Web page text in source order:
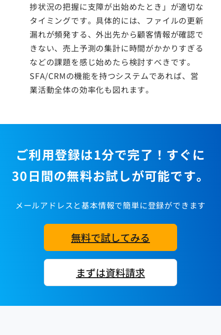
捗状況の把握に支障が出始めたとき」が適切な
タイミングです。具体的には、ファイルの更新
漏れが頻発する、外出先から顧客情報が確認で
きない、売上予測の集計に時間がかかりすぎる
などの課題を感じ始めたら検討すべきです。
SFA/CRMの機能を持つシステムであれば、営
業活動全体の効率化も図れます。
ご利用登録は1分で完了！すぐに
30日間の無料お試しが可能です。
メールアドレスと基本情報で簡単に登録ができます
無料で試してみる
まずは資料請求